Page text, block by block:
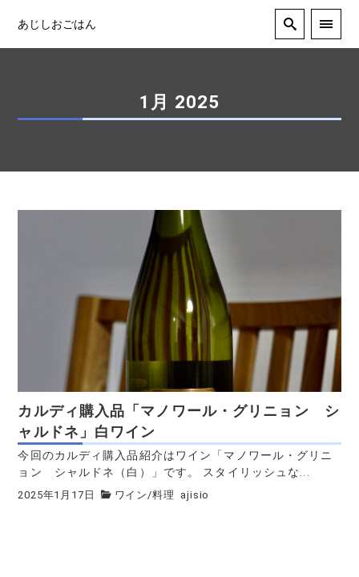
あじしおごはん
1月 2025
カルディ購入品「マノワール・グリニョン シ
ャルドネ」白ワイン
今回のカルディ購入品紹介はワイン「マノワール・グリニ
ョン シャルドネ（白）」です。 スタイリッシュな...
2025年1月17日 ワイン /料理 ajisio